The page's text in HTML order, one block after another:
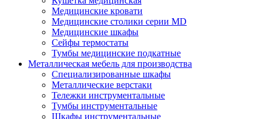
Медицинские кровати
Медицинские столики серии MD
Медицинские шкафы
Сейфы термостаты
Тумбы медицинские подкатные
Металлическая мебель для производства
Cпециализированные шкафы
Металлические верстаки
Тележки инструментальные
Тумбы инструментальные
Шкафы инструментальные